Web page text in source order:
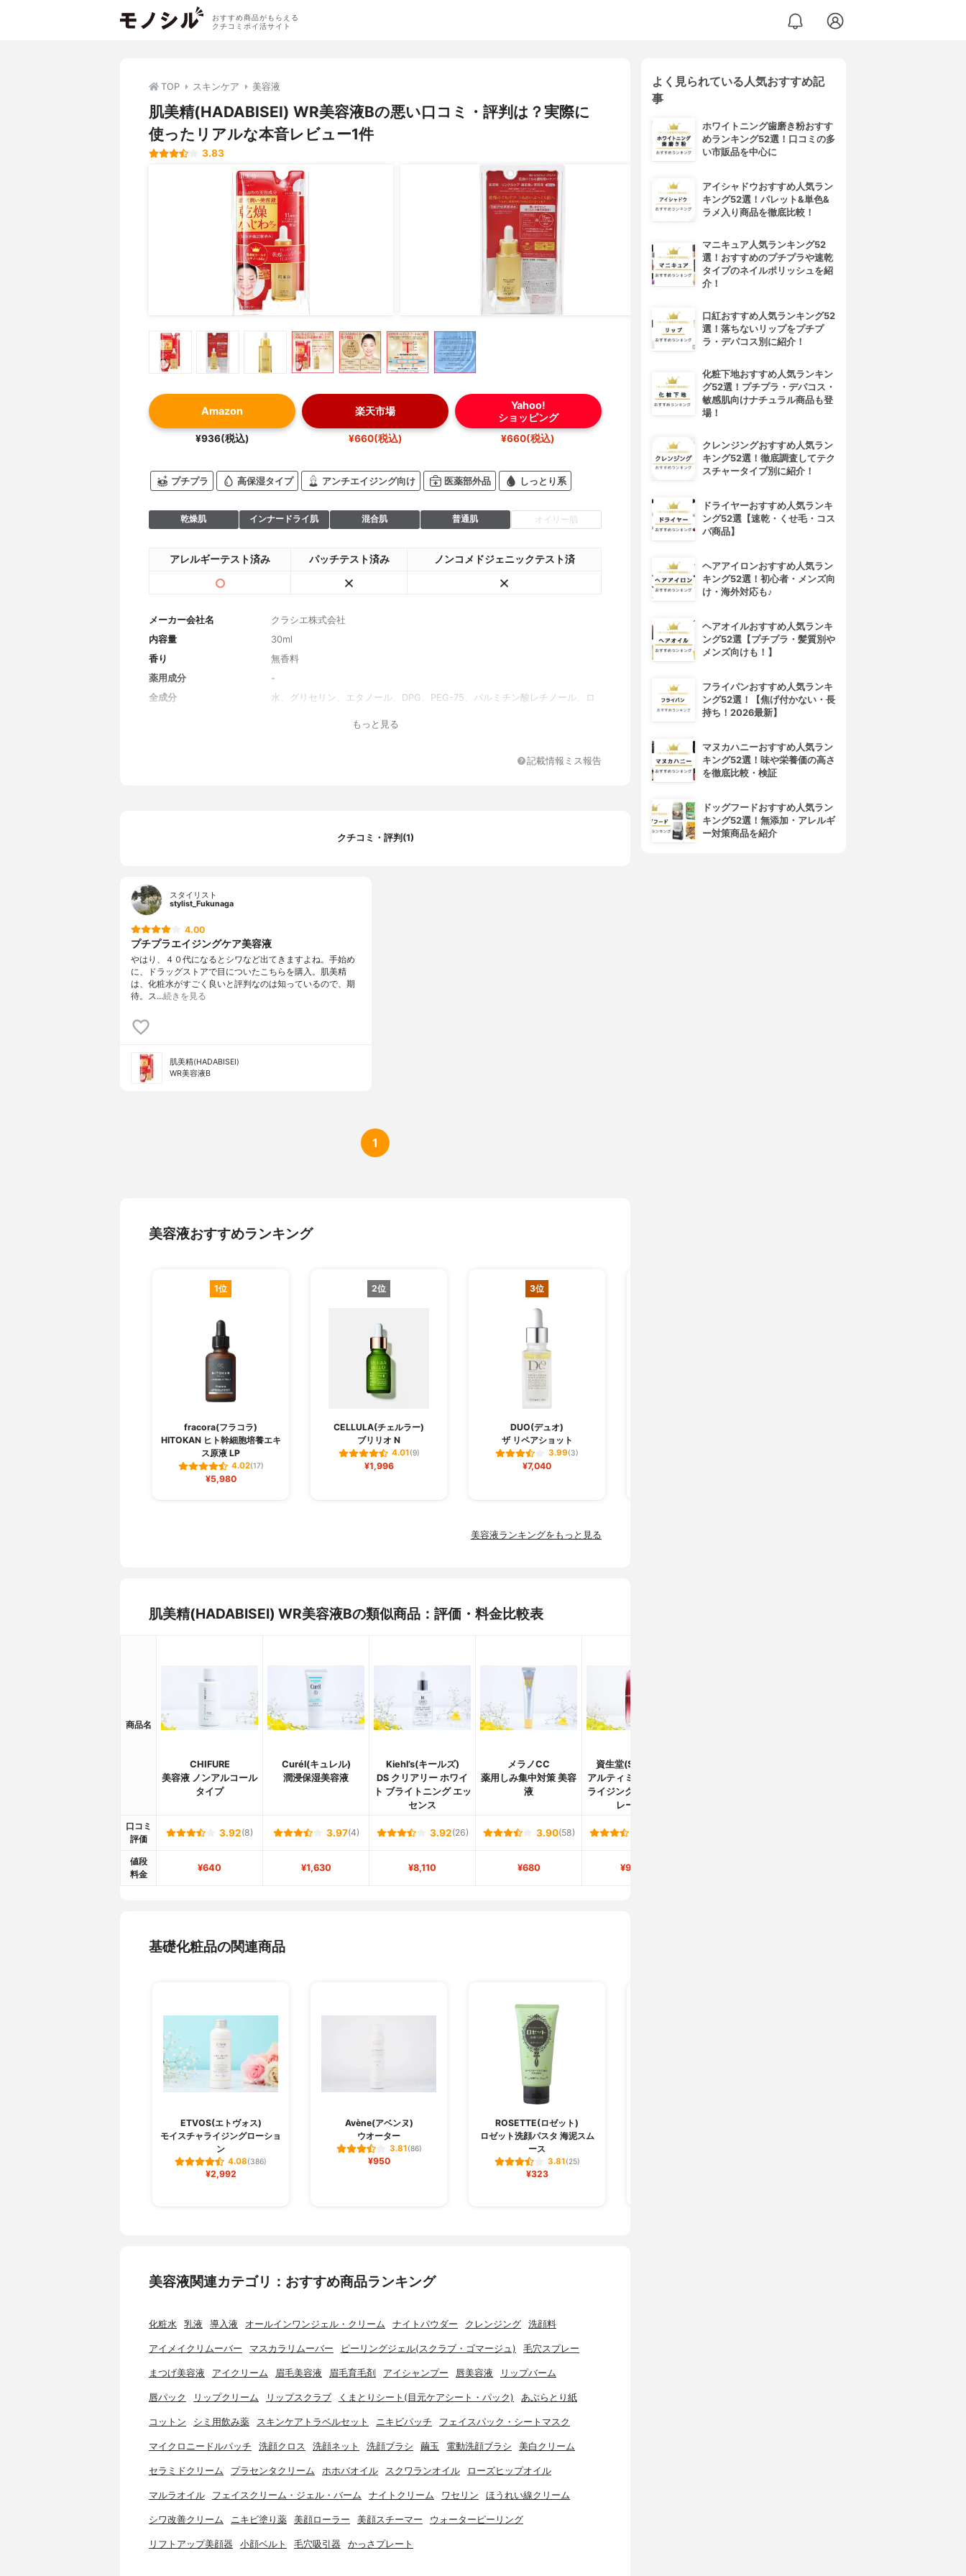
おすすめ商品がもらえる
クチコミポイ活サイト
TOP スキンケア 美容液
肌美精(HADABISEI) WR美容液Bの悪い口コミ・評判は？実際に
使ったリアルな本音レビュー1件
3.83
Amazon
¥936(税込)
楽天市場
¥660(税込)
Yahoo!
ショッピング
¥660(税込)
プチプラ 高保湿タイプ アンチエイジング向け 医薬部外品 しっとり系
乾燥肌 インナードライ肌 混合肌 普通肌 オイリー肌
アレルギーテスト済み パッチテスト済み ノンコメドジェニックテスト済
メーカー会社名
クラシエ株式会社
内容量
30ml
香り
無香料
薬用成分
-
全成分
水、グリセリン、エタノール、DPG、PEG-75、パルミチン酸レチノール、ロ
Na、プラセンタエキス(サケ)、ユズ果実エキス、ビルベリー果実エキス、サト
ズマリー葉エキス、カミツレ花エキス、アラリアエスクレンタエキス、ポリグ
もっと見る
記載情報ミス報告
クチコミ・評判(1)
スタイリスト
stylist_Fukunaga
4.00
プチプラエイジングケア美容液
やはり、４０代になるとシワなど出てきますよね。手始め
に、ドラッグストアで目についたこちらを購入。肌美精
は、化粧水がすごく良いと評判なのは知っているので、期
待。ス…続きを見る
肌美精(HADABISEI)
WR美容液B
1
美容液おすすめランキング
1位
fracora(フラコラ)
HITOKAN ヒト幹細胞培養エキ
ス原液 LP
4.02(17)
¥5,980
2位
CELLULA(チェルラー)
ブリリオ N
4.01(9)
¥1,996
3位
DUO(デュオ)
ザ リペアショット
3.99(3)
¥7,040
美容液ランキングをもっと見る
肌美精(HADABISEI) WR美容液Bの類似商品：評価・料金比較表
商品名
CHIFURE
美容液 ノンアルコール
タイプ
Curél(キュレル)
潤浸保湿美容液
Kiehl’s(キールズ)
DS クリアリー ホワイ
ト ブライトニング エッ
センス
メラノCC
薬用しみ集中対策 美容
液
資生堂(SHISEIDO)
アルティミューン パワ
ライジング コンセント
レート III
口コミ
評価
3.92(8) 3.97(4) 3.92(26) 3.90(58)
値段
料金
¥640 ¥1,630 ¥8,110 ¥680 ¥9,851
基礎化粧品の関連商品
ETVOS(エトヴォス)
モイスチャライジングローショ
ン
4.08(386)
¥2,992
Avène(アベンヌ)
ウオーター
3.81(86)
¥950
ROSETTE(ロゼット)
ロゼット洗顔パスタ 海泥スム
ース
3.81(25)
¥323
美容液関連カテゴリ：おすすめ商品ランキング
化粧水 乳液 導入液 オールインワンジェル・クリーム ナイトパウダー クレンジング 洗顔料
アイメイクリムーバー マスカラリムーバー ピーリングジェル(スクラブ・ゴマージュ) 毛穴スプレー
まつげ美容液 アイクリーム 眉毛美容液 眉毛育毛剤 アイシャンプー 唇美容液 リップバーム
唇パック リップクリーム リップスクラブ くまとりシート(目元ケアシート・パック) あぶらとり紙
コットン シミ用飲み薬 スキンケアトラベルセット ニキビパッチ フェイスパック・シートマスク
マイクロニードルパッチ 洗顔クロス 洗顔ネット 洗顔ブラシ 繭玉 電動洗顔ブラシ 美白クリーム
セラミドクリーム プラセンタクリーム ホホバオイル スクワランオイル ローズヒップオイル
マルラオイル フェイスクリーム・ジェル・バーム ナイトクリーム ワセリン ほうれい線クリーム
シワ改善クリーム ニキビ塗り薬 美顔ローラー 美顔スチーマー ウォーターピーリング
リフトアップ美顔器 小顔ベルト 毛穴吸引器 かっさプレート
よく見られている人気おすすめ記
事
ホワイトニング歯磨き粉おすす
めランキング52選！口コミの多
い市販品を中心に
アイシャドウおすすめ人気ラン
キング52選！パレット&単色&
ラメ入り商品を徹底比較！
マニキュア人気ランキング52
選！おすすめのプチプラや速乾
タイプのネイルポリッシュを紹
介！
口紅おすすめ人気ランキング52
選！落ちないリップをプチプ
ラ・デパコス別に紹介！
化粧下地おすすめ人気ランキン
グ52選！プチプラ・デパコス・
敏感肌向けナチュラル商品も登
場！
クレンジングおすすめ人気ラン
キング52選！徹底調査してテク
スチャータイプ別に紹介！
ドライヤーおすすめ人気ランキ
ング52選【速乾・くせ毛・コス
パ商品】
ヘアアイロンおすすめ人気ラン
キング52選！初心者・メンズ向
け・海外対応も♪
ヘアオイルおすすめ人気ランキ
ング52選【プチプラ・髪質別や
メンズ向けも！】
フライパンおすすめ人気ランキ
ング52選！【焦げ付かない・長
持ち！2026最新】
マヌカハニーおすすめ人気ラン
キング52選！味や栄養価の高さ
を徹底比較・検証
ドッグフードおすすめ人気ラン
キング52選！無添加・アレルギ
ー対策商品を紹介